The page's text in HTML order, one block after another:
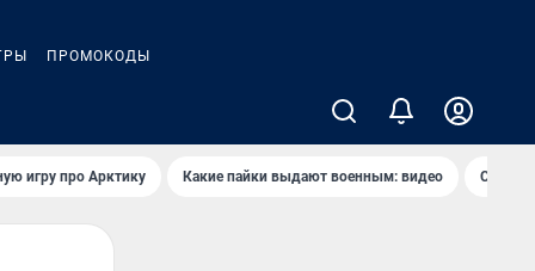
ПРОМОКОДЫ
игру про Арктику Какие пайки выдают военным: видео Самая